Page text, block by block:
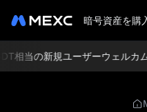
暗号資産を購
当の新規ユーザーウェルカム